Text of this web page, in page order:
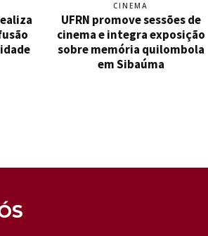
CINEMA
UFRN promove sessões de
cinema e integra exposição
sobre memória quilombola
em Sibaúma